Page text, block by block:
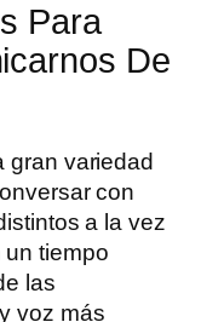
Para
De
gran variedad
con
a la vez
tiempo
las
voz más